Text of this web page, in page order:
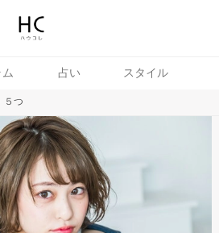
ム 占い スタイル
５つ